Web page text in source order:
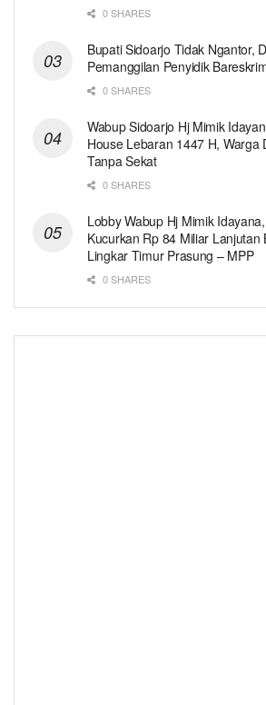
0 SHARES
Bupati Sidoarjo Tidak Ngantor,
Pemanggilan Penyidik
0 SHARES
Wabup Sidoarjo Hj Mimik
House Lebaran 1447 H, Warga
Tanpa Sekat
0 SHARES
Lobby Wabup Hj Mimik
Kucurkan Rp 84 Miliar Lanjutan
Lingkar Timur Prasung – MPP
0 SHARES